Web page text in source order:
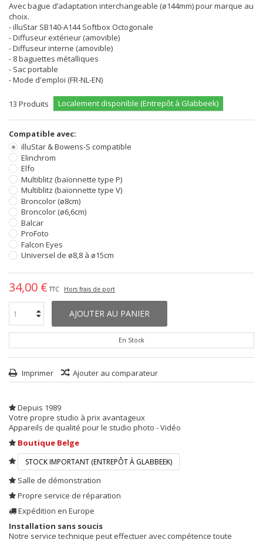
Avec bague d’adaptation interchangeable (ø144mm) pour marque au
choix.
- illuStar SB140-A144 Softbox Octogonale
- Diffuseur extérieur (amovible)
- Diffuseur interne (amovible)
- 8 baguettes métalliques
- Sac portable
- Mode d'emploi (FR-NL-EN)
13 Produits Localement disponible (Entrepôt à Glabbeek)
Compatible avec:
illuStar & Bowens-S compatible
Elinchrom
Elfo
Multiblitz (baïonnette type P)
Multiblitz (baïonnette type V)
Broncolor (ø8cm)
Broncolor (ø6,6cm)
Balcar
ProFoto
Falcon Eyes
Universel de ø8,8 à ø15cm
34,00 € TTC Hors frais de port
AJOUTER AU PANIER
En Stock
Imprimer Ajouter au comparateur
Depuis 1989
Votre propre studio à prix avantageux
Appareils de qualité pour le studio photo - Vidéo
Boutique Belge
STOCK IMPORTANT (ENTREPÔT À GLABBEEK)
Salle de démonstration
Propre service de réparation
Expédition en Europe
Installation sans soucis
Notre service technique peut effectuer avec compétence toute